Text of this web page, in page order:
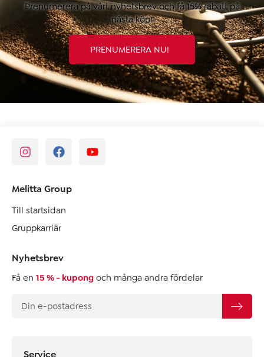
Prenumerera på vårt nyhetsbrev och få 15% rabatt på
nästa köp!
PRENUMERERA NU!
Melitta Group
Till startsidan
Gruppkarriär
Nyhetsbrev
Få en 15 % - kupong och många andra fördelar